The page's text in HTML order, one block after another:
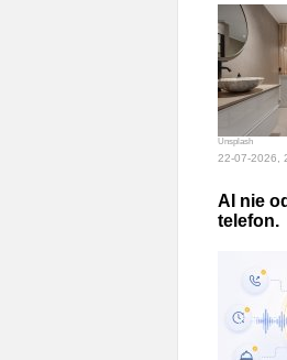
Unsplash
22-07-2026,
AI nie
telefon.